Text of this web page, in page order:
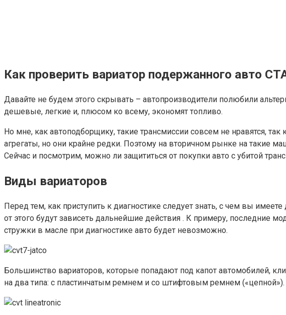
Как проверить вариатор подержанного авто
Давайте не будем этого скрывать – автопроизводители полюбили
дешевые, легкие и, плюсом ко всему, экономят топливо.
Но мне, как автоподборщику, такие трансмиссии совсем не нравятся,
агрегаты, но они крайне редки. Поэтому на вторичном рынке на такие
Сейчас и посмотрим, можно ли защититься от покупки авто с убитой
Виды вариаторов
Перед тем, как приступить к диагностике следует знать, с чем вы
от этого будут зависеть дальнейшие действия . К примеру, последние
стружки в масле при диагностике авто будет невозможно.
Большинство вариаторов, которые попадают под капот автомобилей,
на два типа: с пластинчатым ремнем и со штифтовым ремнем («цепной»).